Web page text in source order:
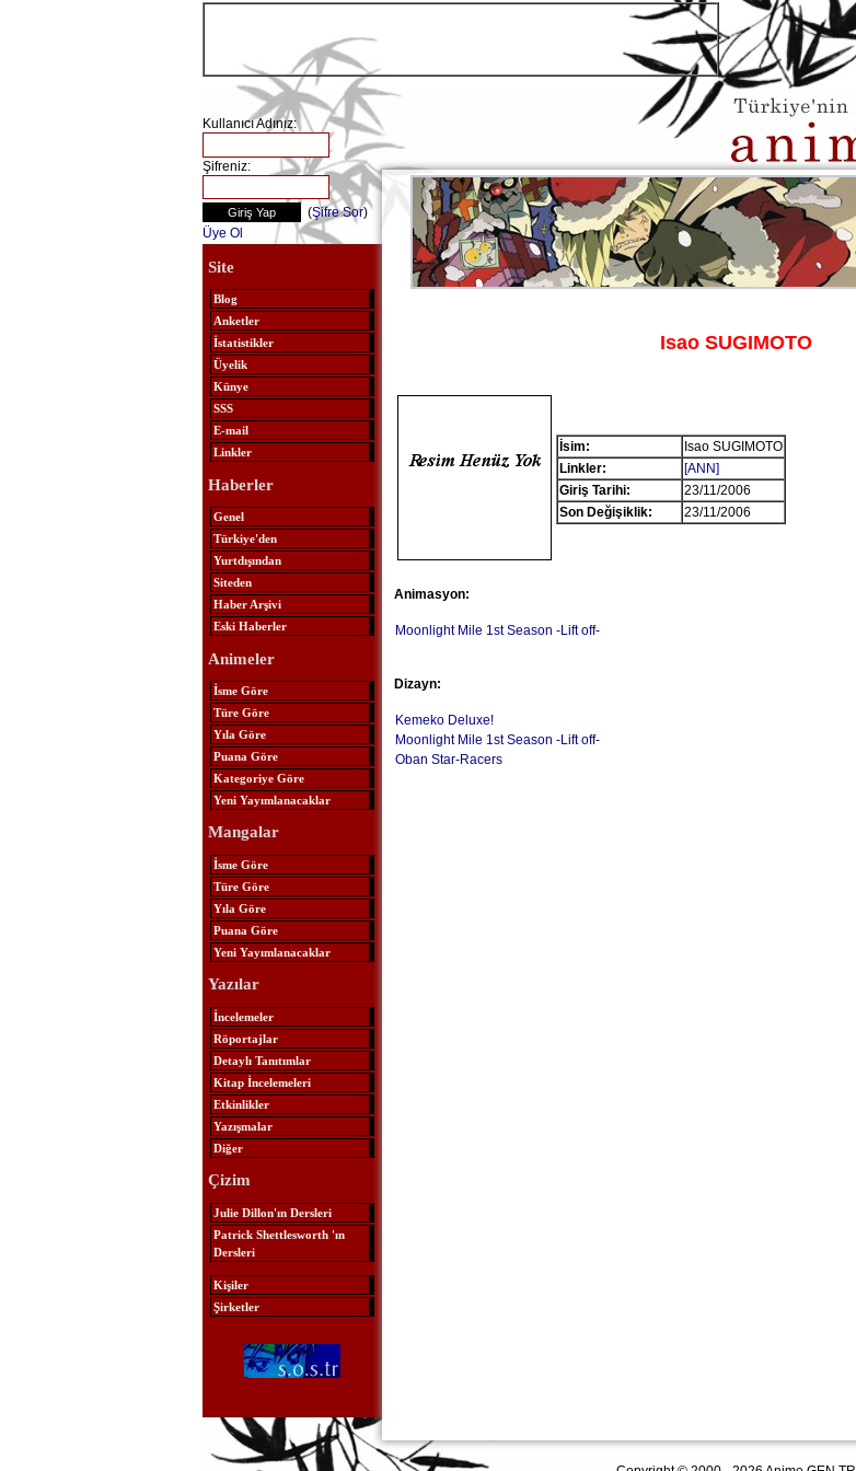
Kullanıcı Adınız:
Şifreniz:
(Şifre Sor)
Üye Ol
Site
Blog
Anketler
İstatistikler
Üyelik
Künye
SSS
E-mail
Linkler
Haberler
Genel
Türkiye'den
Yurtdışından
Siteden
Haber Arşivi
Eski Haberler
Animeler
İsme Göre
Türe Göre
Yıla Göre
Puana Göre
Kategoriye Göre
Yeni Yayımlanacaklar
Mangalar
İsme Göre
Türe Göre
Yıla Göre
Puana Göre
Yeni Yayımlanacaklar
Yazılar
İncelemeler
Röportajlar
Detaylı Tanıtımlar
Kitap İncelemeleri
Etkinlikler
Yazışmalar
Diğer
Çizim
Julie Dillon'ın Dersleri
Patrick Shettlesworth 'ın
Dersleri
Kişiler
Şirketler
Isao SUGIMOTO
İsim:
Isao SUGIMOTO
Linkler:
[ANN]
Giriş Tarihi:
23/11/2006
Son Değişiklik:
23/11/2006
Animasyon:
Moonlight Mile 1st Season -Lift off-
Dizayn:
Kemeko Deluxe!
Moonlight Mile 1st Season -Lift off-
Oban Star-Racers